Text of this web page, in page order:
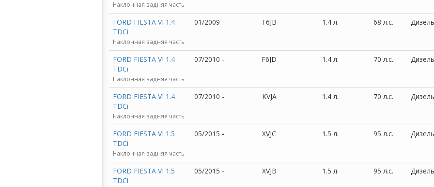
Наклонная задняя часть
FORD FIESTA VI 1.4
TDCi
Наклонная задняя часть
01/2009 - F6JB 1.4 л. 68 л.с. Дизель
FORD FIESTA VI 1.4
TDCi
Наклонная задняя часть
07/2010 - F6JD 1.4 л. 70 л.с. Дизель
FORD FIESTA VI 1.4
TDCi
Наклонная задняя часть
07/2010 - KVJA 1.4 л. 70 л.с. Дизель
FORD FIESTA VI 1.5
TDCi
Наклонная задняя часть
05/2015 - XVJC 1.5 л. 95 л.с. Дизель
FORD FIESTA VI 1.5
TDCi
05/2015 - XVJB 1.5 л. 95 л.с. Дизель